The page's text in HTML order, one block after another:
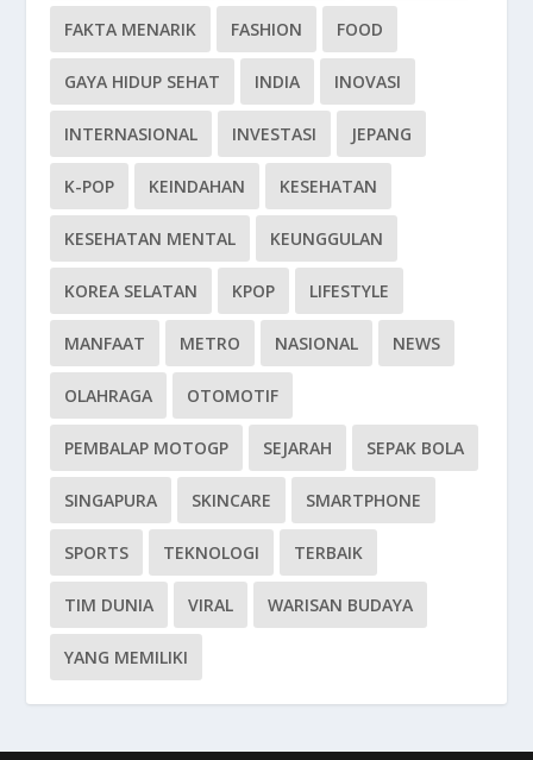
FAKTA MENARIK FASHION FOOD
GAYA HIDUP SEHAT INDIA INOVASI
INTERNASIONAL INVESTASI JEPANG
K-POP KEINDAHAN KESEHATAN
KESEHATAN MENTAL KEUNGGULAN
KOREA SELATAN KPOP LIFESTYLE
MANFAAT METRO NASIONAL NEWS
OLAHRAGA OTOMOTIF
PEMBALAP MOTOGP SEJARAH SEPAK BOLA
SINGAPURA SKINCARE SMARTPHONE
SPORTS TEKNOLOGI TERBAIK
TIM DUNIA VIRAL WARISAN BUDAYA
YANG MEMILIKI